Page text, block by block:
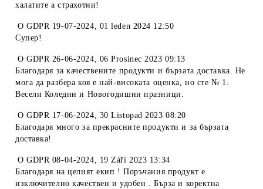
халатите а страхотни!
OGDPR 19-07-2024, 01 leden 2024 12:50
Супер!
OGDPR 26-06-2024, 06 Prosinec 2023 09:13
Благодаря за качествените продукти и бързата доставка. Не
мога да разбера коя е най-високата оценка, но сте № 1.
Весели Коледни и Новогодишни празници.
OGDPR 17-06-2024, 30 Listopad 2023 08:20
Благодаря много за прекрасните продукти и за бързата
доставка!
OGDPR 08-04-2024, 19 Září 2023 13:34
Благодаря на целият екип ! Поръчания продукт е
изключително качествен и удобен . Бърза и коректна